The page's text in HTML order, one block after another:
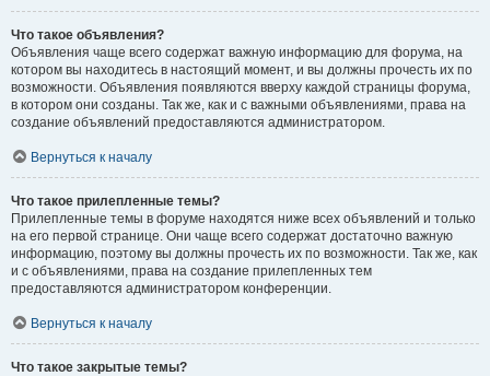
Что такое объявления?
Объявления чаще всего содержат важную информацию для форума, на
котором вы находитесь в настоящий момент, и вы должны прочесть их по
возможности. Объявления появляются вверху каждой страницы форума,
в котором они созданы. Так же, как и с важными объявлениями, права на
создание объявлений предоставляются администратором.
Вернуться к началу
Что такое прилепленные темы?
Прилепленные темы в форуме находятся ниже всех объявлений и только
на его первой странице. Они чаще всего содержат достаточно важную
информацию, поэтому вы должны прочесть их по возможности. Так же, как
и с объявлениями, права на создание прилепленных тем
предоставляются администратором конференции.
Вернуться к началу
Что такое закрытые темы?